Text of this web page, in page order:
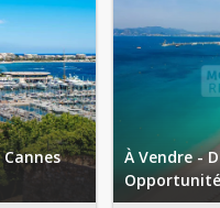
À Vendre -